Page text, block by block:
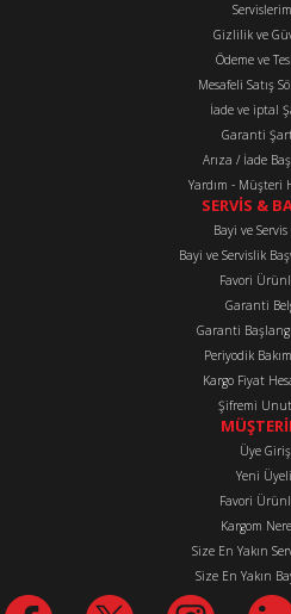
Gizlilik ve
Ödeme ve
Mesafeli Satış
İade ve iptal
Garanti
Arıza / İade
Yardım - Müşteri
SERVİS &
Bayi ve
Bayi ve Servislik
Favori
Garanti
Garanti
Periyodik
Kargo Fiyat
Şifremi
Üye
Yeni
Favori
Kargom
Size En Yakın
Size En Yakın